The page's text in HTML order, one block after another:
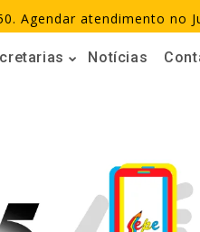
Agendar atendimento no
Notícias